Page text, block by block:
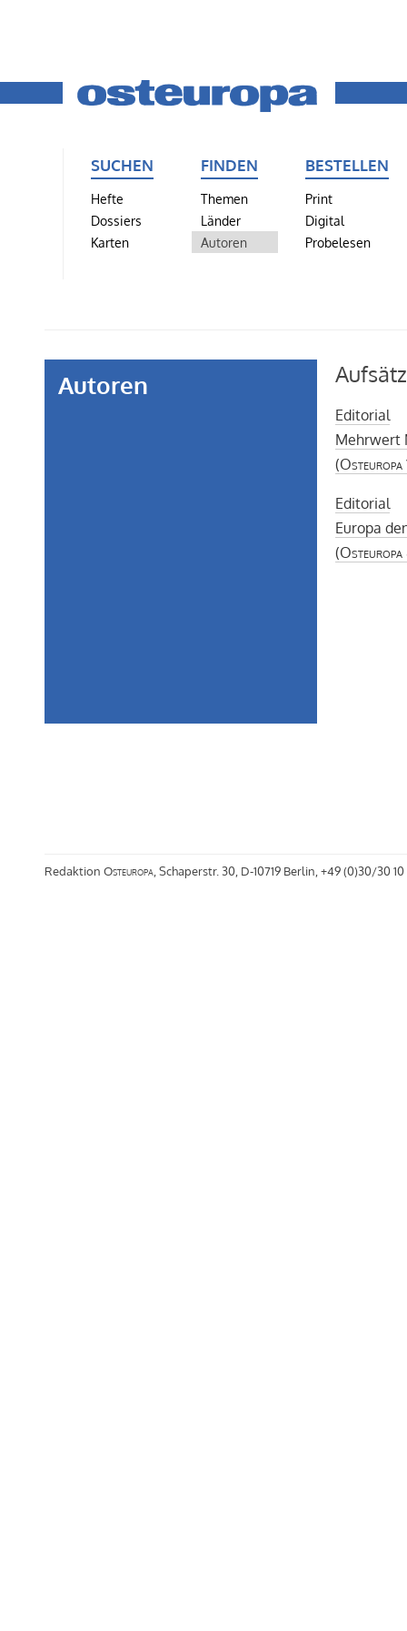
SUCHEN
Hefte
Dossiers
Karten
FINDEN
Themen
Länder
Autoren
BESTELLEN
Print
Digital
Probelesen
Autoren
Editorial
Mehrwert
(Osteuropa
Editorial
Europa
(Osteuropa
Redaktion Osteuropa, Schaperstr. 30, D-10719 Berlin, +49 (0)30/30